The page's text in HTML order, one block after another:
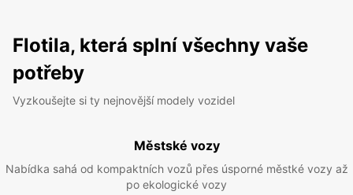
Flotila, která splní všechny vaše
potřeby
Vyzkoušejte si ty nejnovější modely vozidel
Městské vozy
Nabídka sahá od kompaktních vozů přes úsporné městké vozy až
po ekologické vozy